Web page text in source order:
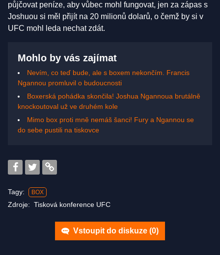
půjčovat peníze, aby vůbec mohl fungovat, jen za zápas s
Joshuou si měl přijít na 20 milionů dolarů, o čemž by si v
UFC mohl leda nechat zdát.
Mohlo by vás zajímat
Nevím, co teď bude, ale s boxem nekončím. Francis
Ngannou promluvil o budoucnosti
Boxerská pohádka skončila! Joshua Ngannoua brutálně
knockoutoval už ve druhém kole
Mimo box proti mně nemáš šanci! Fury a Ngannou se
do sebe pustili na tiskovce
Tagy: BOX
Zdroje: Tisková konference UFC
Vstoupit do diskuze (0)